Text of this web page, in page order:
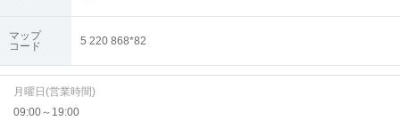
マップ
コード
5 220 868*82
月曜日(営業時間)
09:00～19:00